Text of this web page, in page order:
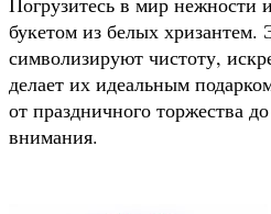
букетом из белых
символизируют чистоту,
делает их идеальным
от праздничного торжества
внимания.